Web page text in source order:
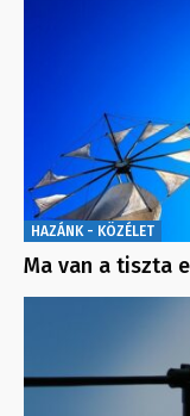
HAZÁNK - KÖZÉLET
Ma van a tiszta